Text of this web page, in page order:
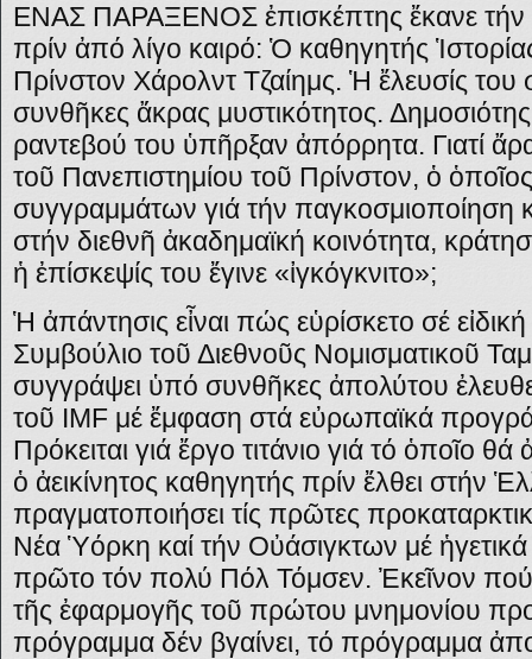
ΕΝΑΣ ΠΑΡΑΞΕΝΟΣ ἐπισκέπτης ἔκανε τήν
πρίν ἀπό λίγο καιρό: Ὁ καθηγητής
Πρίνστον Χάρολντ Τζαίημς. Ἡ ἔλευσίς
συνθῆκες ἄκρας μυστικότητος.
ραντεβού του ὑπῆρξαν ἀπόρρητα. Γιατί
τοῦ Πανεπιστημίου τοῦ Πρίνστον, ὁ ὁποῖος
συγγραμμάτων γιά τήν παγκοσμιοποίηση
στήν διεθνῆ ἀκαδημαϊκή κοινότητα,
ἡ ἐπίσκεψίς του ἔγινε «ἰγκόγκνιτο»;
Ἡ ἀπάντησις εἶναι πώς εὑρίσκετο σέ
Συμβούλιο τοῦ Διεθνοῦς Νομισματικοῦ
συγγράψει ὑπό συνθῆκες ἀπολύτου
τοῦ IMF μέ ἔμφαση στά εὐρωπαϊκά
Πρόκειται γιά ἔργο τιτάνιο γιά τό ὁποῖο
ὁ ἀεικίνητος καθηγητής πρίν ἔλθει στήν
πραγματοποιήσει τίς πρῶτες
Νέα Ὑόρκη καί τήν Οὐάσιγκτων μέ ἡγετικά
πρῶτο τόν πολύ Πόλ Τόμσεν. Ἐκεῖνον
τῆς ἐφαρμογῆς τοῦ πρώτου μνημονίου
πρόγραμμα δέν βγαίνει, τό πρόγραμμα